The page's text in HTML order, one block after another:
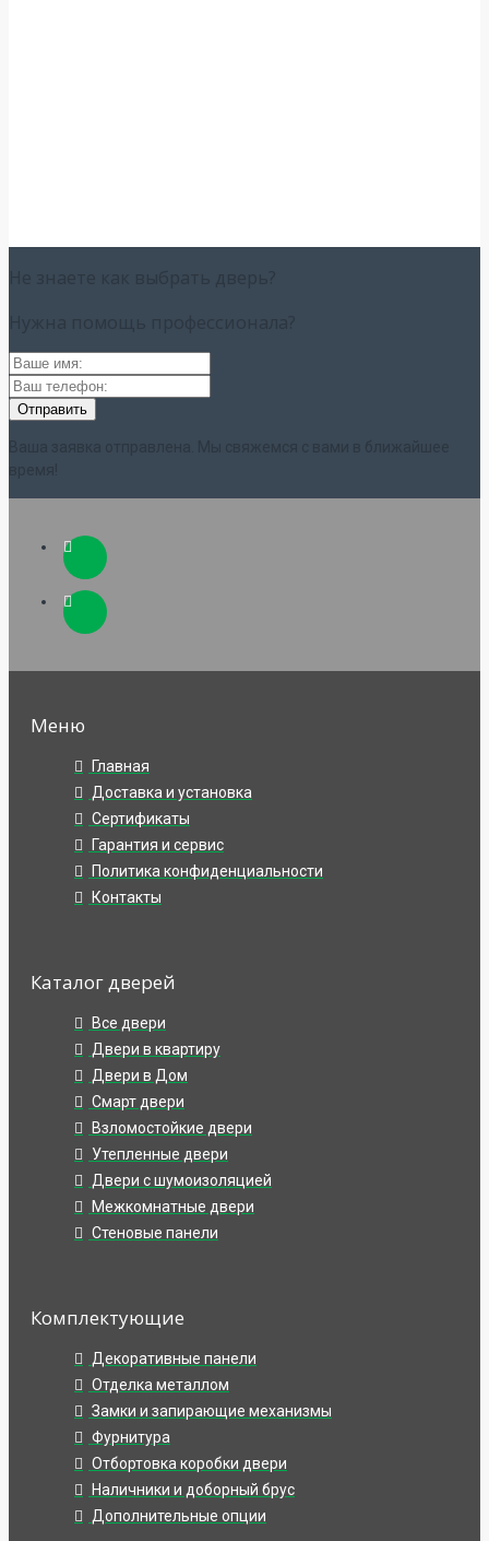
Меню
Главная
Доставка и установка
Сертификаты
Гарантия и сервис
Политика конфиденциальности
Контакты
Каталог дверей
Все двери
Двери в квартиру
Двери в Дом
Смарт двери
Взломостойкие двери
Утепленные двери
Двери с шумоизоляцией
Межкомнатные двери
Стеновые панели
Комплектующие
Декоративные панели
Отделка металлом
Замки и запирающие механизмы
Фурнитура
Отбортовка коробки двери
Наличники и доборный брус
Дополнительные опции